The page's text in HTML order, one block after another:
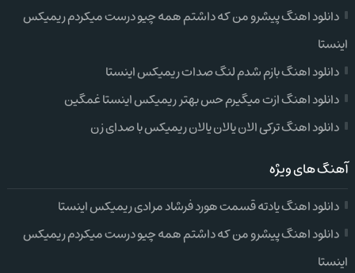
دانلود اهنگ پیشرو من که داشتم همه چیو درست میکردم ریمیکس
اینستا
دانلود اهنگ بازم شدم لنگ صدات ریمیکس اینستا
دانلود اهنگ ازت میگیرم حس بهتر ریمیکس اینستا غمگین
دانلود اهنگ ترکی الان یالان یالان ریمیکس با صدای زن
آهنگ های ویژه
دانلود اهنگ یادته قسمت هورد فرشاد مرادی ریمیکس اینستا
دانلود اهنگ پیشرو من که داشتم همه چیو درست میکردم ریمیکس
اینستا